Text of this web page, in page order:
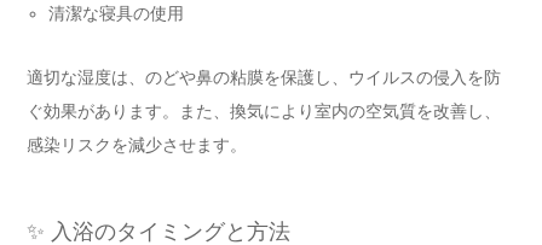
清潔な寝具の使用
適切な湿度は、のどや鼻の粘膜を保護し、ウイルスの侵入を防
ぐ効果があります。また、換気により室内の空気質を改善し、
感染リスクを減少させます。
✨ 入浴のタイミングと方法